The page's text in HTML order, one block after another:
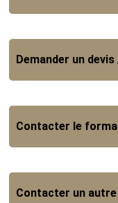
Demander un
Contacter le
Contacter un